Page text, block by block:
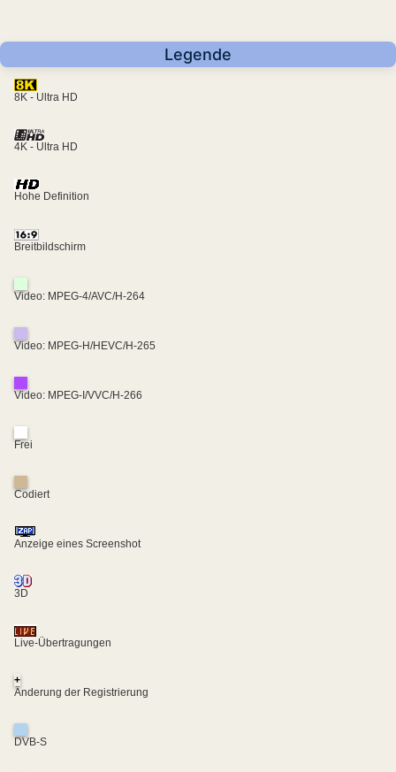
Legende
8K - Ultra HD
4K - Ultra HD
Hohe Definition
Breitbildschirm
Video: MPEG-4/AVC/H-264
Video: MPEG-H/HEVC/H-265
Video: MPEG-I/VVC/H-266
Frei
Codiert
Anzeige eines Screenshot
3D
Live-Übertragungen
+
Änderung der Registrierung
DVB-S